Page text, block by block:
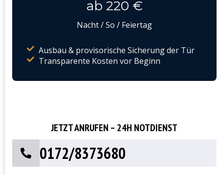
ab 220 €
Nacht / So / Feiertag
Ausbau & provisorische Sicherung der Tür
Transparente Kosten vor Beginn
JETZT ANRUFEN – 24H NOTDIENST
0172/8373680